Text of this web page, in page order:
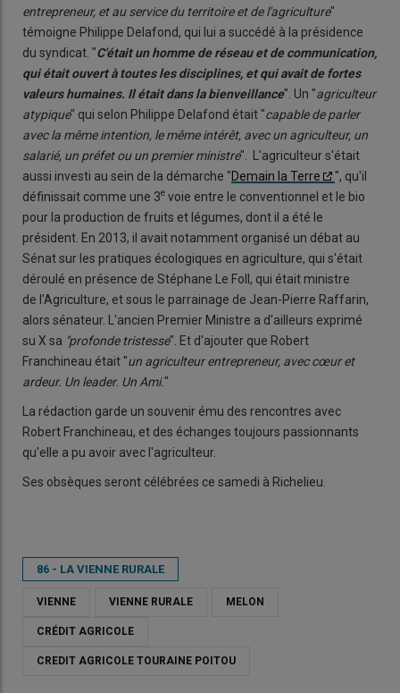
entrepreneur, et au service du territoire et de l'agriculture"
témoigne Philippe Delafond, qui lui a succédé à la présidence
du syndicat. "C'était un homme de réseau et de communication,
qui était ouvert à toutes les disciplines, et qui avait de fortes
valeurs humaines. Il était dans la bienveillance". Un "agriculteur
atypique" qui selon Philippe Delafond était "capable de parler
avec la même intention, le même intérêt, avec un agriculteur, un
salarié, un préfet ou un premier ministre". L'agriculteur s'était
aussi investi au sein de la démarche "Demain la Terre
", qu'il
définissait comme une 3e voie entre le conventionnel et le bio
pour la production de fruits et légumes, dont il a été le
président. En 2013, il avait notamment organisé un débat au
Sénat sur les pratiques écologiques en agriculture, qui s'était
déroulé en présence de Stéphane Le Foll, qui était ministre
de l'Agriculture, et sous le parrainage de Jean-Pierre Raffarin,
alors sénateur. L'ancien Premier Ministre a d'ailleurs exprimé
su X sa "profonde tristesse". Et d'ajouter que Robert
Franchineau était "un agriculteur entrepreneur, avec cœur et
ardeur. Un leader. Un Ami."
La rédaction garde un souvenir ému des rencontres avec
Robert Franchineau, et des échanges toujours passionnants
qu'elle a pu avoir avec l'agriculteur.
Ses obsèques seront célébrées ce samedi à Richelieu.
86 - LA VIENNE RURALE
VIENNE VIENNE RURALE MELON
CRÉDIT AGRICOLE
CREDIT AGRICOLE TOURAINE POITOU